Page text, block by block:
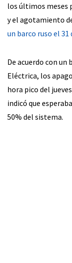
los últimos meses
y el agotamiento
un barco ruso el 31
De acuerdo con un
Eléctrica, los
hora pico del
indicó que
50% del sistema.